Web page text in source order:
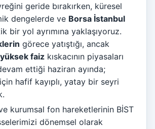
geride bırakırken, küresel
dengelerde ve Borsa İstanbul
bir yol ayrımına yaklaşıyoruz.
görece yatıştığı, ancak
yüksek faiz kıskacının piyasaları
ettiği haziran ayında;
hafif kayıplı, yatay bir seyri
kurumsal fon hareketlerinin BİST
dönemsel olarak